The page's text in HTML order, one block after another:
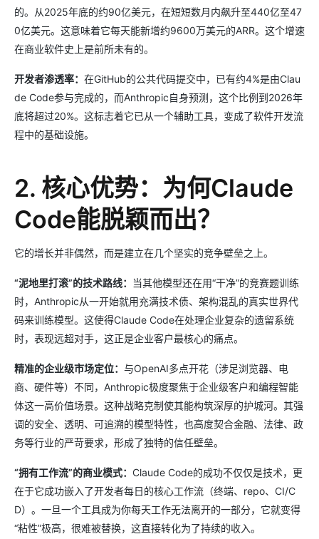
的。从2025年底的约90亿美元，在短短数月内飙升至440亿至47
0亿美元。这意味着它每天能新增约9600万美元的ARR。这个增速
在商业软件史上是前所未有的。
开发者渗透率： 在GitHub的公共代码提交中，已有约4%是由Clau
de Code参与完成的，而Anthropic自身预测，这个比例到2026年
底将超过20%。这标志着它已从一个辅助工具，变成了软件开发流
程中的基础设施。
2. 核心优势：为何Claude
Code能脱颖而出？
它的增长并非偶然，而是建立在几个坚实的竞争壁垒之上。
“泥地里打滚”的技术路线： 当其他模型还在用“干净”的竞赛题训练
时，Anthropic从一开始就用充满技术债、架构混乱的真实世界代
码来训练模型。这使得Claude Code在处理企业复杂的遗留系统
时，表现远超对手，这正是企业客户最核心的痛点。
精准的企业级市场定位： 与OpenAI多点开花（涉足浏览器、电
商、硬件等）不同，Anthropic极度聚焦于企业级客户和编程智能
体这一高价值场景。这种战略克制使其能构筑深厚的护城河。其强
调的安全、透明、可追溯的模型特性，也高度契合金融、法律、政
务等行业的严苛要求，形成了独特的信任壁垒。
“拥有工作流”的商业模式： Claude Code的成功不仅仅是技术，更
在于它成功嵌入了开发者每日的核心工作流（终端、repo、CI/C
D）。一旦一个工具成为你每天工作无法离开的一部分，它就变得
“粘性”极高，很难被替换，这直接转化为了持续的收入。